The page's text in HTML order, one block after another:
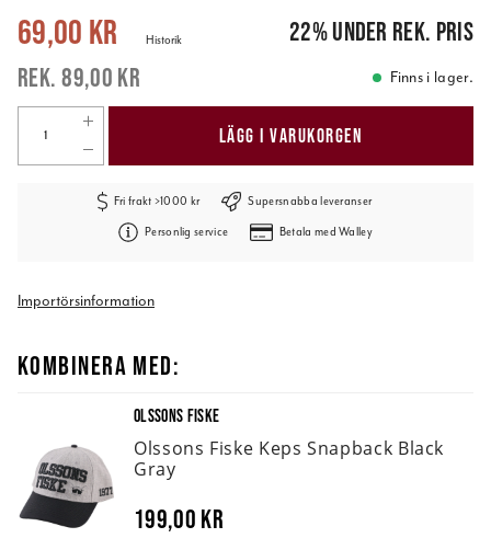
Nuvarande pris: 89,00 kr
69,00 kr
89,00 kr
Historik 22%under rek. pris
Finns i lager.
LÄGG I VARUKORGEN
Fri frakt >1000 kr Supersnabba leveranser
Personlig service Betala med Walley
Importörsinformation
KOMBINERA MED:
OLSSONS FISKE
Olssons Fiske Keps Snapback Black
Gray
199,00 kr